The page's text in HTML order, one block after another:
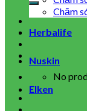
No
Chăm
Herbalife
Nuskin
Elken